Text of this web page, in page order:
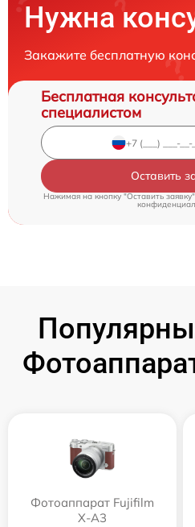
Нужна
Закажите бесплатную
Бесплатная
специалистом
Оставить
Нажимая на кнопку "Оставить
Фотоаппарат Fujifilm
X-A3